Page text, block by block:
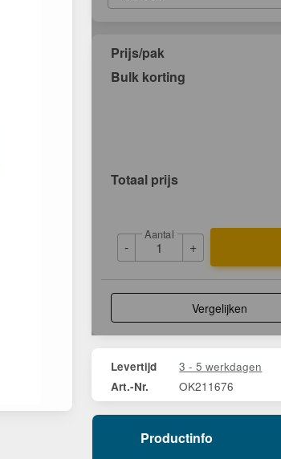
Prijs/pak
Bulk korting
Totaal prijs
-
Aantal
+
Vergelijken
Levertijd 3 - 5 werkdagen
Art.-Nr. OK211676
Productinfo